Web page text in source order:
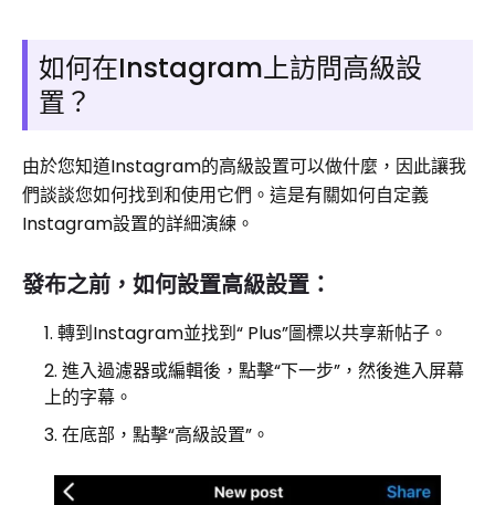
如何在Instagram上訪問高級設
置？
由於您知道Instagram的高級設置可以做什麼，因此讓我
們談談您如何找到和使用它們。這是有關如何自定義
Instagram設置的詳細演練。
發布之前，如何設置高級設置：
轉到Instagram並找到“ Plus”圖標以共享新帖子。
進入過濾器或編輯後，點擊“下一步”，然後進入屏幕
上的字幕。
在底部，點擊“高級設置”。